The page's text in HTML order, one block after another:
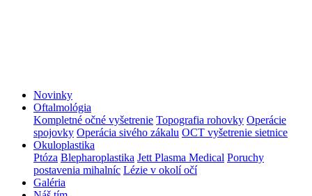
Novinky
Oftalmológia
Kompletné očné vyšetrenie Topografia rohovky Operácie
spojovky Operácia sivého zákalu OCT vyšetrenie sietnice
Okuloplastika
Ptóza Blepharoplastika Jett Plasma Medical Poruchy
postavenia mihalníc Lézie v okolí očí
Galéria